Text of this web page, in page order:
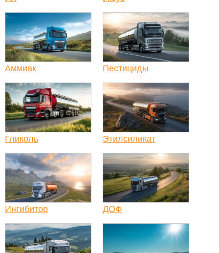
Аммиак Пестициды
Гликоль Этилсиликат
Ингибитор ДОФ